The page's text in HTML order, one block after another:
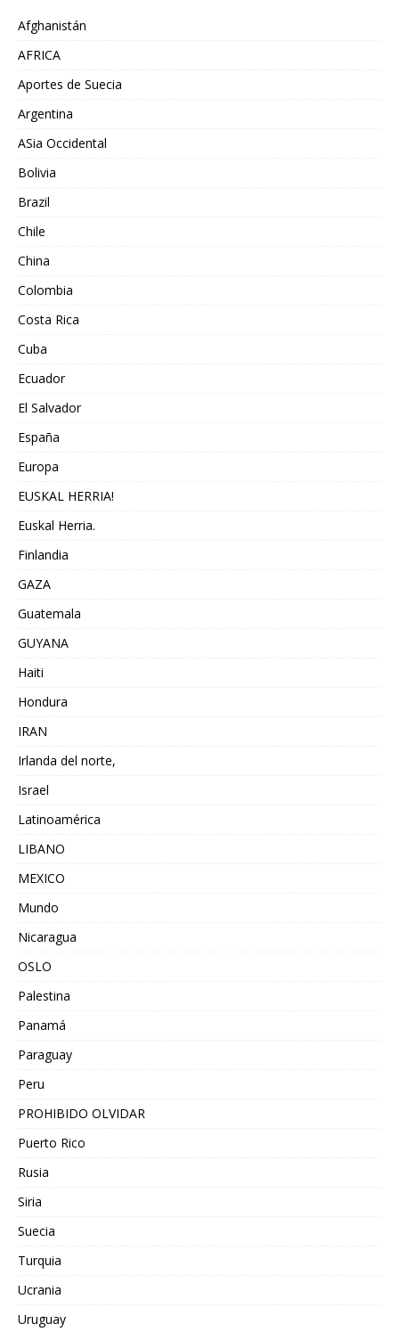
Afghanistán
AFRICA
Aportes de Suecia
Argentina
ASia Occidental
Bolivia
Brazil
Chile
China
Colombia
Costa Rica
Cuba
Ecuador
El Salvador
España
Europa
EUSKAL HERRIA!
Euskal Herria.
Finlandia
GAZA
Guatemala
GUYANA
Haiti
Hondura
IRAN
Irlanda del norte,
Israel
Latinoamérica
LIBANO
MEXICO
Mundo
Nicaragua
OSLO
Palestina
Panamá
Paraguay
Peru
PROHIBIDO OLVIDAR
Puerto Rico
Rusia
Siria
Suecia
Turquia
Ucrania
Uruguay